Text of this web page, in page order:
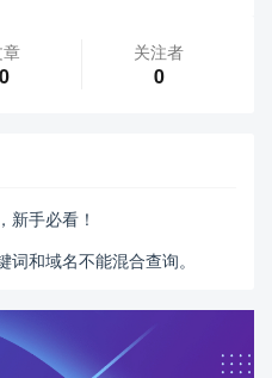
0
关注者
0
新手必看！
和域名不能混合查询。